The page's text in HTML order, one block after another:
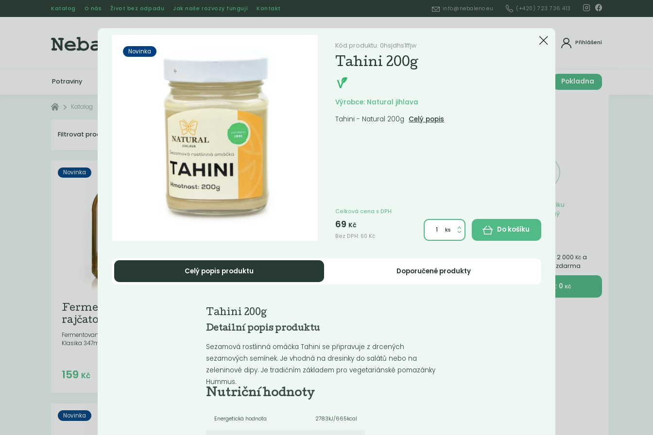
Katalog O nás Život bez odpadu Jak naše rozvozy fungují Kontakt info@nebaleno.eu (+420) 723 736 413
Přihlášení
Potraviny Kosmetika Ostatní Pokladna
Obsah košíku
je prázdný
Nakupte ještě za 2 000 Kč a
získáte dopravu zdarma
K pokladně : 0 Kč
Katalog Fermentované produkty
Filtrovat produkty Doporučené
Novinka
Fermentovaná
rajčatová...
Fermentovaná rajčatová zálivka -
Klasika 347ml
Do košíku:
159 Kč
Novinka
Fermentovaná
rajčatová...
Fermentovaná rajčatová zálivka -
Shiitake 347ml
Do košíku:(159Kč)
159Kč
Citron 347ml
Do košíku:(159Kč)
159Kč
Novinka Novinka Novinka
Novinka
Kód produktu: 0hsjdhs1ffjw
Tahini 200g
Výrobce: Natural jihlava
Tahini - Natural 200g Celý popis
Celková cena s DPH
69 Kč
Bez DPH: 60 Kč
Do košíku
Celý popis produktu Doporučené produkty
Tahini 200g
Detailní popis produktu
Sezamová rostlinná omáčka Tahini se připravuje z drcených
sezamových semínek. Je vhodná na dresinky do salátů nebo na
zeleninové dipy. Je tradičním základem pro vegetariánské pomazánky
Hummus.
Nutriční hodnoty
Energetická hodnota 2783kJ/665kcal